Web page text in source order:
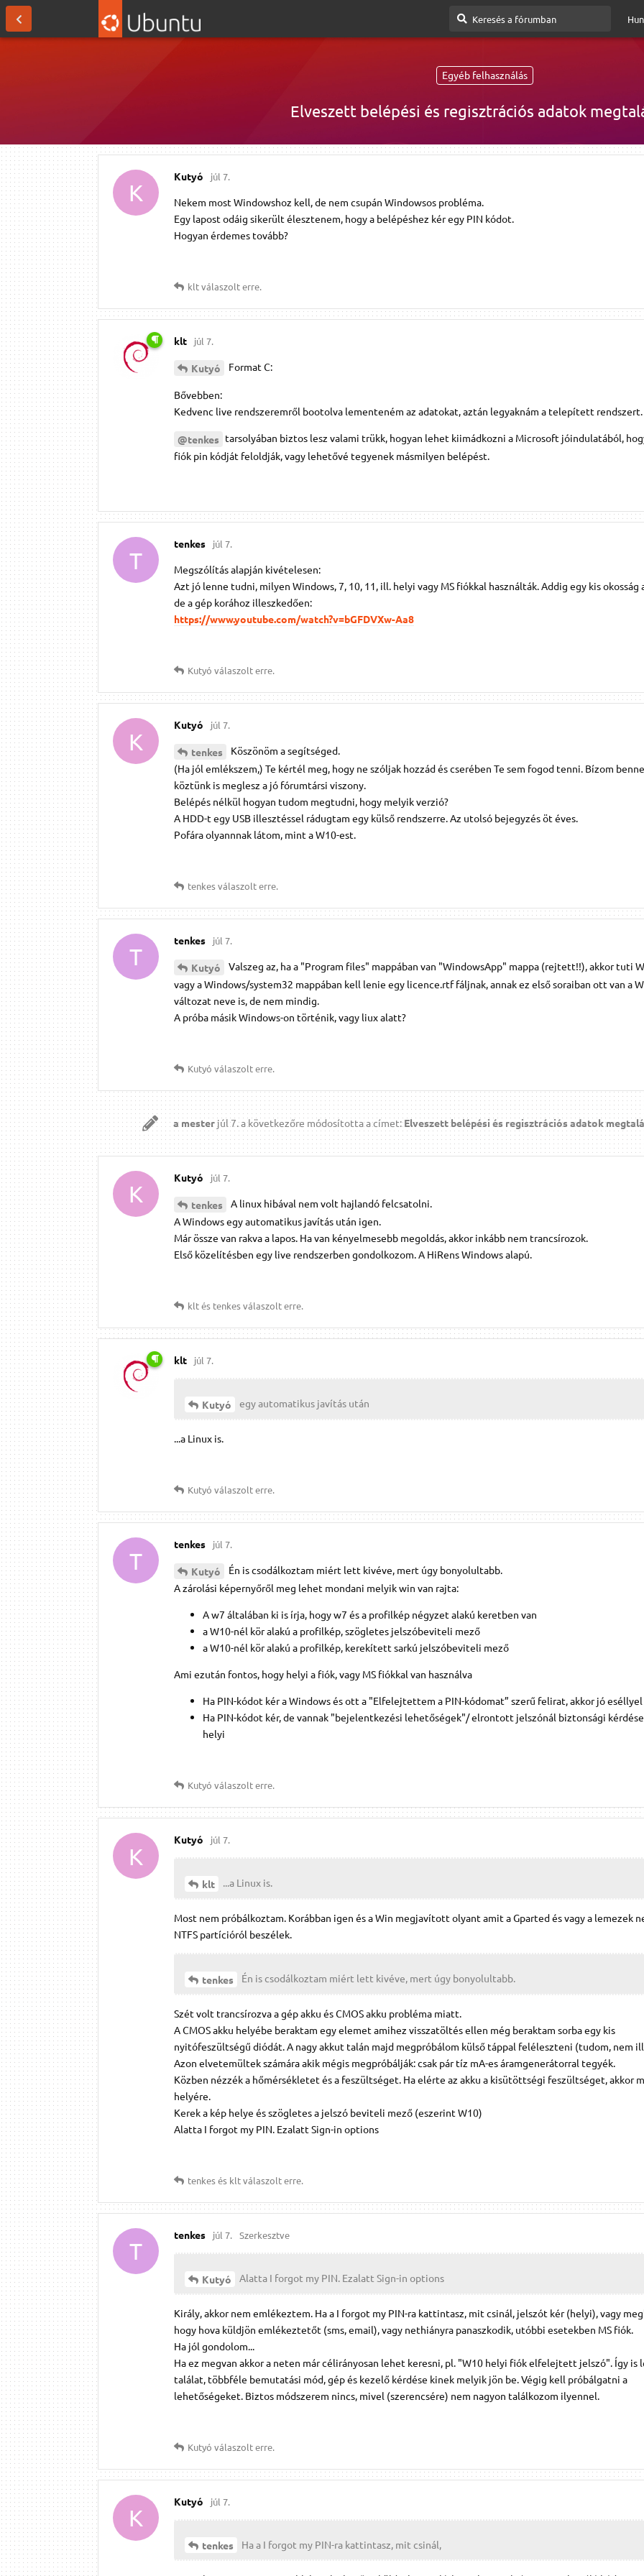
Egyéb felhasználás
Elveszett belépési és regisztrációs adatok
K
Kutyó júl 7.
Nekem most Windowshoz kell, de nem csupán Windowsos probléma.
Egy lapost odáig sikerült élesztenem, hogy a belépéshez kér egy PIN kódot.
Hogyan érdemes tovább?
kltválaszolt erre.
klt júl 7.
Kutyó Format C:
Bővebben:
Kedvenc live rendszeremről bootolva lementeném az adatokat, aztán legyaknám a telepített rendszert.
@tenkes tarsolyában biztos lesz valami trükk, hogyan lehet kiimádkozni a Microsoft jóindulatából,
fiók pin kódját feloldják, vagy lehetővé tegyenek másmilyen belépést.
T
tenkes júl 7.
Megszólítás alapján kivételesen:
Azt jó lenne tudni, milyen Windows, 7, 10, 11, ill. helyi vagy MS fiókkal használták. Addig egy kis okosság
de a gép korához illeszkedően:
https://www.youtube.com/watch?v=bGFDVXw-Aa8
Kutyó válaszolt erre.
K
Kutyó júl 7.
tenkes
Köszönöm a segítséged.
(Ha jól emlékszem,) Te kértél meg, hogy ne szóljak hozzád és cserében Te sem fogod tenni. Bízom
köztünk is meglesz a jó fórumtársi viszony.
Belépés nélkül hogyan tudom megtudni, hogy melyik verzió?
A HDD-t egy USB illesztéssel rádugtam egy külső rendszerre. Az utolsó bejegyzés öt éves.
Pofára olyannnak látom, mint a W10-est.
tenkesválaszolt erre.
T
tenkes júl 7.
Kutyó
Valszeg az, ha a "Program files" mappában van "WindowsApp" mappa (rejtett!!), akkor tuti
vagy a Windows/system32 mappában kell lenie egy licence.rtf fáljnak, annak ez első soraiban ott van a
változat neve is, de nem mindig.
A próba másik Windows-on történik, vagy liux alatt?
Kutyó válaszolt erre.
a mesterjúl 7.a következőre módosította a címet:Elveszett belépési és regisztrációs adatok
K
Kutyó júl 7.
tenkes
A linux hibával nem volt hajlandó felcsatolni.
A Windows egy automatikus javítás után igen.
Már össze van rakva a lapos. Ha van kényelmesebb megoldás, akkor inkább nem trancsírozok.
Első közelítésben egy live rendszerben gondolkozom. A HiRens Windows alapú.
kltés tenkesválaszolt erre.
klt júl 7.
Kutyó egy automatikus javítás után
...a Linux is.
Kutyó válaszolt erre.
T
tenkes júl 7.
Kutyó
Én is csodálkoztam miért lett kivéve, mert úgy bonyolultabb.
A zárolási képernyőről meg lehet mondani melyik win van rajta:
A w7 általában ki is írja, hogy w7 és a profilkép négyzet alakú keretben van
a W10-nél kör alakú a profilkép, szögletes jelszóbeviteli mező
a W10-nél kör alakú a profilkép, kerekített sarkú jelszóbeviteli mező
Ami ezután fontos, hogy helyi a fiók, vagy MS fiókkal van használva
Ha PIN-kódot kér a Windows és ott a "Elfelejtettem a PIN-kódomat” szerű felirat, akkor jó eséllyel
Ha PIN-kódot kér, de vannak "bejelentkezési lehetőségek"/ elrontott jelszónál biztonsági
helyi
Kutyó válaszolt erre.
K
Kutyó júl 7.
klt ...a Linux is.
Most nem próbálkoztam. Korábban igen és a Win megjavított olyant amit a Gparted és vagy a lemezek
NTFS partícióról beszélek.
tenkes Én is csodálkoztam miért lett kivéve, mert úgy bonyolultabb.
Szét volt trancsírozva a gép akku és CMOS akku probléma miatt.
A CMOS akku helyébe beraktam egy elemet amihez visszatöltés ellen még beraktam sorba egy kis
nyitófeszültségű diódát. A nagy akkut talán majd megpróbálom külső táppal feléleszteni (tudom, nem
Azon elvetemültek számára akik mégis megpróbálják: csak pár tíz mA-es áramgenerátorral tegyék.
Közben nézzék a hőmérsékletet és a feszültséget. Ha elérte az akku a kisütöttségi feszültséget, akkor
helyére.
Kerek a kép helye és szögletes a jelszó beviteli mező (eszerint W10)
Alatta I forgot my PIN. Ezalatt Sign-in options
tenkesés kltválaszolt erre.
T
tenkes júl 7. Szerkesztve
Kutyó Alatta I forgot my PIN. Ezalatt Sign-in options
Király, akkor nem emlékeztem. Ha a I forgot my PIN-ra kattintasz, mit csinál, jelszót kér (helyi), vagy
hogy hova küldjön emlékeztetőt (sms, email), vagy nethiányra panaszkodik, utóbbi esetekben MS fiók.
Ha jól gondolom...
Ha ez megvan akkor a neten már célirányosan lehet keresni, pl. "W10 helyi fiók elfelejtett jelszó". Így is
találat, többféle bemutatási mód, gép és kezelő kérdése kinek melyik jön be. Végig kell próbálgatni a
lehetőségeket. Biztos módszerem nincs, mivel (szerencsére) nem nagyon találkozom ilyennel.
Kutyó válaszolt erre.
K
Kutyó júl 7.
tenkes Ha a I forgot my PIN-ra kattintasz, mit csinál,